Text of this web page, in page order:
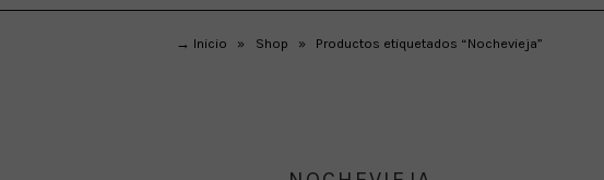
→ Inicio » Shop » Productos etiquetados “Nochevieja”